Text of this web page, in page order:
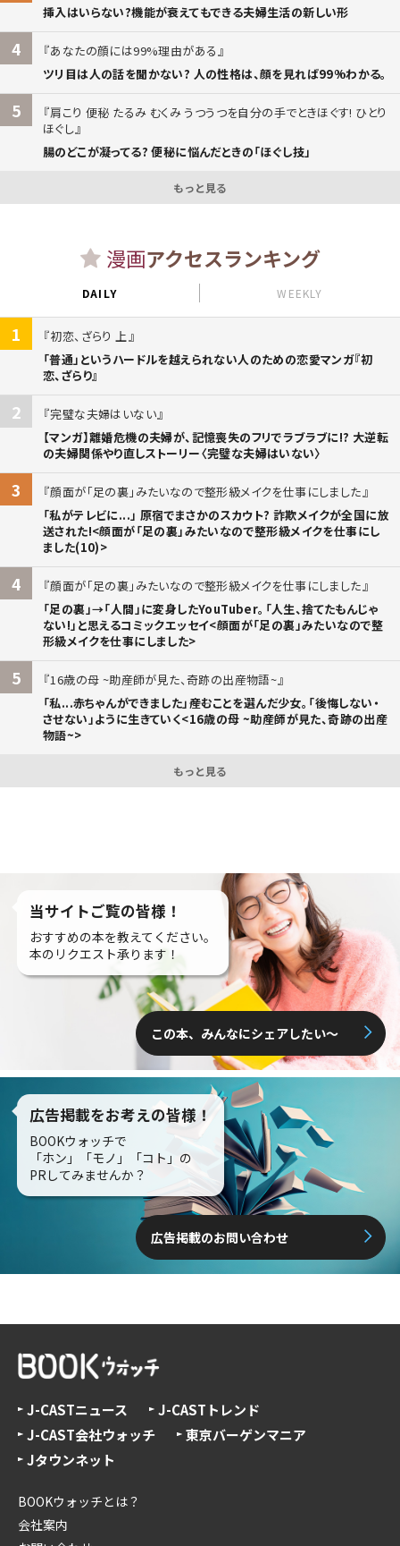
挿入はいらない?機能が衰えてもできる夫婦生活の新しい形
4
あなたの顔には99%理由がある
ツリ目は人の話を聞かない? 人の性格は、顔を見れば99%わかる。
5
肩こり 便秘 たるみ むくみ うつうつを自分の手でときほぐす! ひとり
ほぐし
腸のどこが凝ってる? 便秘に悩んだときの「ほぐし技」
もっと見る
漫画アクセスランキング
DAILY WEEKLY
1
初恋、ざらり 上
「普通」というハードルを越えられない人のための恋愛マンガ『初
恋、ざらり』
2
完璧な夫婦はいない
【マンガ】離婚危機の夫婦が、記憶喪失のフリでラブラブに!? 大逆転
の夫婦関係やり直しストーリー〈完璧な夫婦はいない〉
3
顔面が「足の裏」みたいなので整形級メイクを仕事にしました
「私がテレビに...」 原宿でまさかのスカウト? 詐欺メイクが全国に放
送された!<顔面が「足の裏」みたいなので整形級メイクを仕事にし
ました(10)>
4
顔面が「足の裏」みたいなので整形級メイクを仕事にしました
「足の裏」→「人間」に変身したYouTuber。「人生、捨てたもんじゃ
ない!」と思えるコミックエッセイ<顔面が「足の裏」みたいなので整
形級メイクを仕事にしました>
5
16歳の母 ~助産師が見た、奇跡の出産物語~
「私...赤ちゃんができました」――産むことを選んだ少女。「後悔しない・
させない」ように生きていく<16歳の母 ~助産師が見た、奇跡の出産
物語~>
もっと見る
当サイトご覧の皆様！
おすすめの本を教えてください。
本のリクエスト承ります！
この本、みんなにシェアしたい〜
広告掲載をお考えの皆様！
BOOKウォッチで
「ホン」「モノ」「コト」の
PRしてみませんか？
広告掲載のお問い合わせ
J-CASTニュース
J-CASTトレンド
J-CAST会社ウォッチ
東京バーゲンマニア
Jタウンネット
BOOKウォッチとは？
会社案内